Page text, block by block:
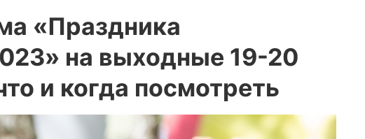
«Праздника
на выходные 19-20
и когда посмотреть